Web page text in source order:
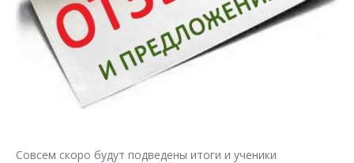
Совсем скоро будут подведены итоги и ученики